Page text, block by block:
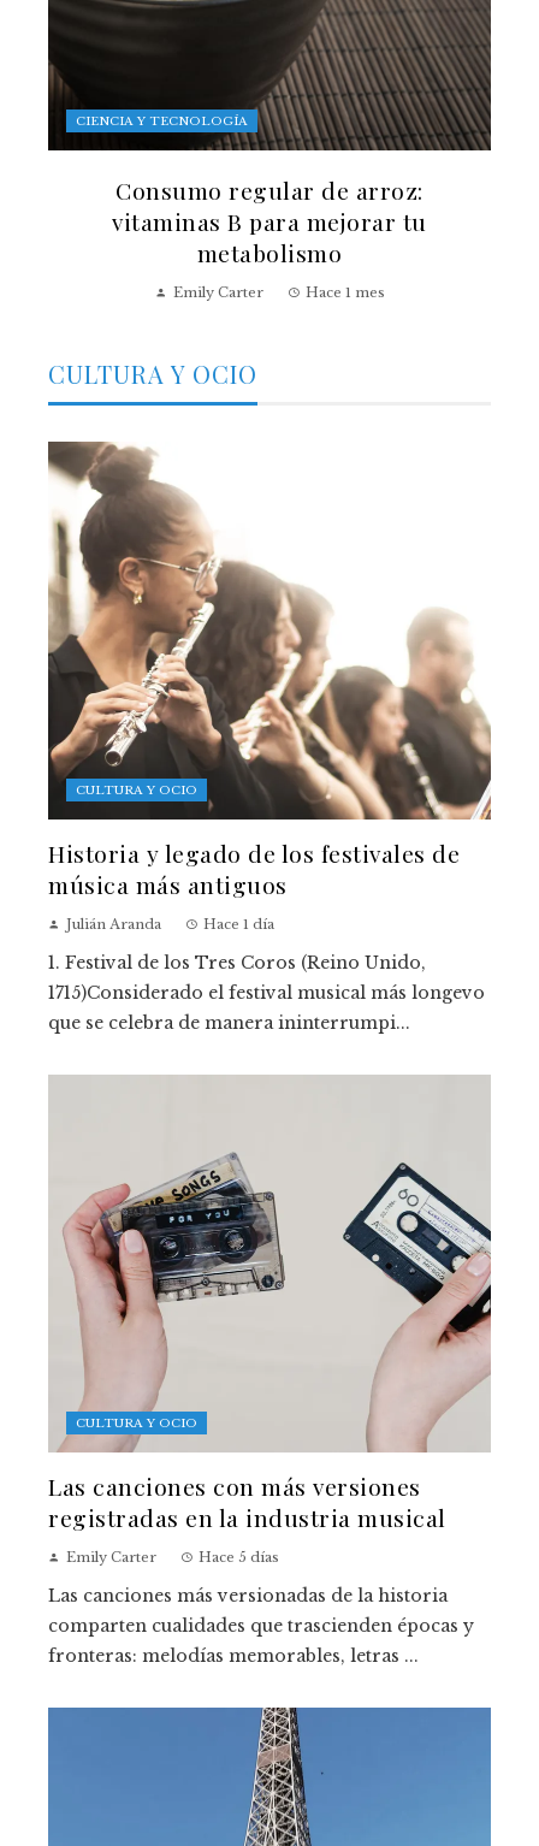
CIENCIA Y TECNOLOGÍA
Consumo regular de arroz:
vitaminas B para mejorar tu
metabolismo
Emily Carter Hace 1 mes
CULTURA Y OCIO
CULTURA Y OCIO
Historia y legado de los festivales de
música más antiguos
Julián Aranda Hace 1 día
1. Festival de los Tres Coros (Reino Unido,
1715)Considerado el festival musical más longevo
que se celebra de manera ininterrumpi...
CULTURA Y OCIO
Las canciones con más versiones
registradas en la industria musical
Emily Carter Hace 5 días
Las canciones más versionadas de la historia
comparten cualidades que trascienden épocas y
fronteras: melodías memorables, letras ...